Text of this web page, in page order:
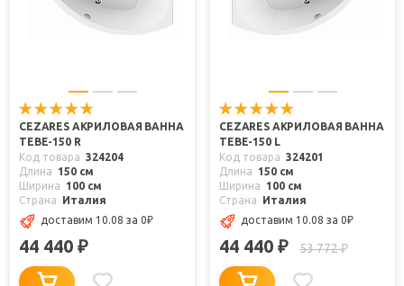
CEZARES АКРИЛОВАЯ ВАННА
TEBE-150 R
Код товара 324204
Длина
150 см
Ширина
100 см
Страна
Италия
доставим 10.08 за 0₽
44 440 ₽
CEZARES АКРИЛОВАЯ ВАННА
TEBE-150 L
Код товара 324201
Длина
150 см
Ширина
100 см
Страна
Италия
доставим 10.08 за 0₽
44 440 ₽ 53 772₽